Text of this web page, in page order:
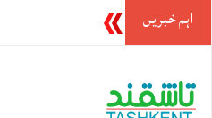
اہم خبریں